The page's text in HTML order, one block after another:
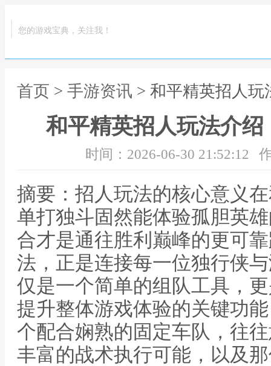
您的游戏宝典，关注我！
首页 > 手游资讯 > 和平精英招人
和平精英招人玩法介
时间：2026-06-30 21:52:12
摘要：招人玩法的核心意义
单打独斗固然能体验孤胆英
合才是通往胜利巅峰的更可
法，正是连接每一位独行侠
仅是一个简单的组队工具，
提升整体游戏体验的关键功
个配合娴熟的固定车队，往
丰富的战术执行可能，以及